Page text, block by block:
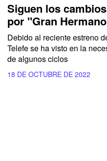
Siguen los
por "Gran
Debido al reciente estreno
Telefe se ha visto en la
de algunos ciclos
18 DE OCTUBRE DE 2022